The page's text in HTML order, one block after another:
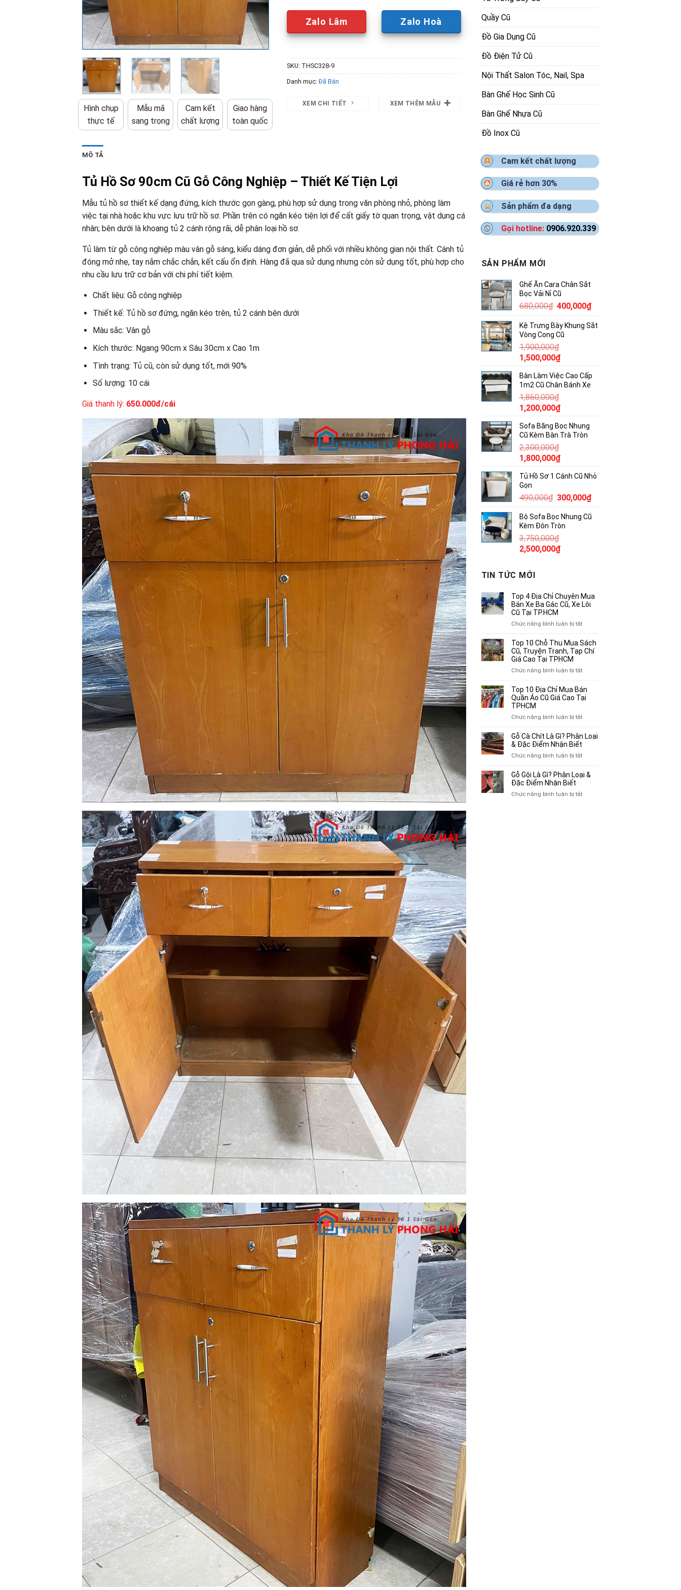
Hình chụp
thực tế
Mẫu mã
sang trọng
Cam kết
chất lượng
Giao hàng
toàn quốc
Zalo Lâm Zalo Hoà
SKU: THSC328-9
Danh mục:Đã Bán
XEM CHI TIẾT XEM THÊM MẪU
MÔ TẢ
Tủ Hồ Sơ 90cm Cũ Gỗ Công Nghiệp – Thiết Kế Tiện Lợi
Mẫu tủ hồ sơ thiết kế dạng đứng, kích thước gọn gàng, phù hợp sử dụng trong văn phòng nhỏ, phòng làm
việc tại nhà hoặc khu vực lưu trữ hồ sơ. Phần trên có ngăn kéo tiện lợi để cất giấy tờ quan trọng, vật dụng cá
nhân; bên dưới là khoang tủ 2 cánh rộng rãi, dễ phân loại hồ sơ.
Tủ làm từ gỗ công nghiệp màu vân gỗ sáng, kiểu dáng đơn giản, dễ phối với nhiều không gian nội thất. Cánh tủ
đóng mở nhẹ, tay nắm chắc chắn, kết cấu ổn định. Hàng đã qua sử dụng nhưng còn sử dụng tốt, phù hợp cho
nhu cầu lưu trữ cơ bản với chi phí tiết kiệm.
Chất liệu: Gỗ công nghiệp
Thiết kế: Tủ hồ sơ đứng, ngăn kéo trên, tủ 2 cánh bên dưới
Màu sắc: Vân gỗ
Kích thước: Ngang 90cm x Sâu 30cm x Cao 1m
Tình trạng: Tủ cũ, còn sử dụng tốt, mới 90%
Số lượng: 10 cái
Giá thanh lý: 650.000đ/cái
Quầy Cũ
Đồ Gia Dụng Cũ
Đồ Điện Tử Cũ
Nội Thất Salon Tóc, Nail, Spa
Bàn Ghế Học Sinh Cũ
Bàn Ghế Nhựa Cũ
Đồ Inox Cũ
Cam kết chất lượng
Giá rẻ hơn 30%
Sản phẩm đa dạng
Gọi hotline: 0906.920.339
SẢN PHẨM MỚI
Ghế Ăn Cara Chân Sắt
Bọc Vải Nỉ Cũ
680,000₫ Giá
là:
680,000₫.
400,000₫Giá
tại
Kệ Trưng Bày Khung Sắt
Vòng Cong Cũ
1,900,000₫
Giá
là:
1,900,000₫.
1,500,000₫Giá
tại
là:
Bàn Làm Việc Cao Cấp
1m2 Cũ Chân Bánh Xe
1,860,000₫
Giá
là:
1,860,000₫.
1,200,000₫Giá
tại
là:
Sofa Băng Bọc Nhung
Cũ Kèm Bàn Trà Tròn
2,300,000₫
Giá
là:
2,300,000₫.
1,800,000₫Giá
tại
1,800,000₫.
Tủ Hồ Sơ 1 Cánh Cũ Nhỏ
Gọn
490,000₫ Giá
là:
490,000₫.
300,000₫Giá
tại
Bộ Sofa Bọc Nhung Cũ
Kèm Đôn Tròn
3,750,000₫
Giá
là:
3,750,000₫.
2,500,000₫Giá
2,500,000₫.
TIN TỨC MỚI
Top 4 Địa Chỉ Chuyên Mua
Bán Xe Ba Gác Cũ, Xe Lôi
Cũ Tại TP.HCM
Chức năng bình luận bị tắtở
4
Địa
Xe
Ba
Cũ,
Lôi
Cũ
Tại
Top 10 Chỗ Thu Mua Sách
Cũ, Truyện Tranh, Tạp Chí
Giá Cao Tại TPHCM
Chức năng bình luận bị tắtở
10
Chỗ
Truyện
Tranh,
Tạp
Giá
Tại
Top 10 Địa Chỉ Mua Bán
Quần Áo Cũ Giá Cao Tại
TPHCM
Chức năng bình luận bị tắtở
10
Địa
Mua
Quần
Cũ
Gỗ Cà Chít Là Gì? Phân Loại
& Đặc Điểm Nhận Biết
Chức năng bình luận bị tắtở
Cà
Gì?
Gỗ Gội Là Gì? Phân Loại &
Đặc Điểm Nhận Biết
Chức năng bình luận bị tắtở